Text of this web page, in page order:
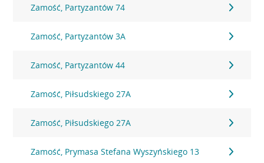
Zamość, Partyzantów 74
Zamość, Partyzantów 3A
Zamość, Partyzantów 44
Zamość, Piłsudskiego 27A
Zamość, Piłsudskiego 27A
Zamość, Prymasa Stefana Wyszyńskiego 13